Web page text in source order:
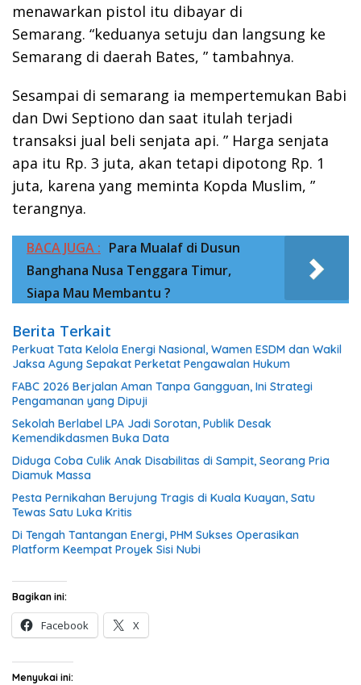
menawarkan pistol itu dibayar di
Semarang. “keduanya setuju dan langsung ke
Semarang di daerah Bates, ” tambahnya.
Sesampai di semarang ia mempertemukan Babi
dan Dwi Septiono dan saat itulah terjadi
transaksi jual beli senjata api. ” Harga senjata
apa itu Rp. 3 juta, akan tetapi dipotong Rp. 1
juta, karena yang meminta Kopda Muslim, ”
terangnya.
BACA JUGA : Para Mualaf di Dusun
Banghana Nusa Tenggara Timur,
Siapa Mau Membantu ?
Berita Terkait
Perkuat Tata Kelola Energi Nasional, Wamen ESDM dan Wakil
Jaksa Agung Sepakat Perketat Pengawalan Hukum
FABC 2026 Berjalan Aman Tanpa Gangguan, Ini Strategi
Pengamanan yang Dipuji
Sekolah Berlabel LPA Jadi Sorotan, Publik Desak
Kemendikdasmen Buka Data
Diduga Coba Culik Anak Disabilitas di Sampit, Seorang Pria
Diamuk Massa
Pesta Pernikahan Berujung Tragis di Kuala Kuayan, Satu
Tewas Satu Luka Kritis
Di Tengah Tantangan Energi, PHM Sukses Operasikan
Platform Keempat Proyek Sisi Nubi
Bagikan ini:
Facebook X
Menyukai ini: